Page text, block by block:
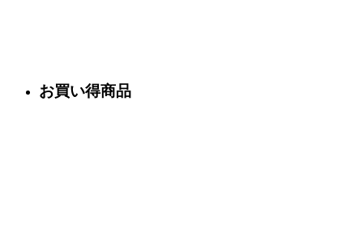
お買い得商品